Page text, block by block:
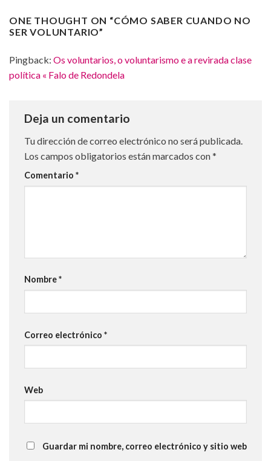
ONE THOUGHT ON “CÓMO SABER CUANDO NO
SER VOLUNTARIO”
Pingback: Os voluntarios, o voluntarismo e a revirada clase
política « Falo de Redondela
Deja un comentario
Tu dirección de correo electrónico no será publicada.
Los campos obligatorios están marcados con*
Comentario *
Nombre*
Correo electrónico *
Web
Guardar mi nombre, correo electrónico y sitio web